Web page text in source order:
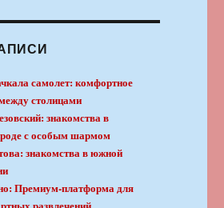
самолет: комфортное
столицами
знакомства в
с особым шармом
знакомства в южной
Премиум-платформа для